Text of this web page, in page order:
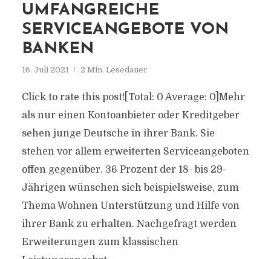
UMFANGREICHE
SERVICEANGEBOTE VON
BANKEN
16. Juli 2021 2 Min. Lesedauer
Click to rate this post![Total: 0 Average: 0]Mehr
als nur einen Kontoanbieter oder Kreditgeber
sehen junge Deutsche in ihrer Bank. Sie
stehen vor allem erweiterten Serviceangeboten
offen gegenüber. 36 Prozent der 18- bis 29-
Jährigen wünschen sich beispielsweise, zum
Thema Wohnen Unterstützung und Hilfe von
ihrer Bank zu erhalten. Nachgefragt werden
Erweiterungen zum klassischen